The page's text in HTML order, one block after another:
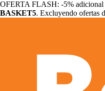
OFERTA FLASH: -5% adicional
BASKET5. Excluyendo ofertas